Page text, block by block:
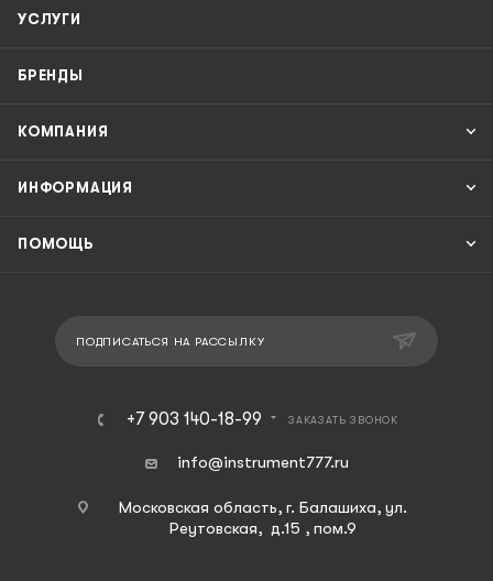
УСЛУГИ
БРЕНДЫ
КОМПАНИЯ
ИНФОРМАЦИЯ
ПОМОЩЬ
ПОДПИСАТЬСЯ НА РАССЫЛКУ
+7 903 140-18-99 ЗАКАЗАТЬ ЗВОНОК
info@instrument777.ru
Московская область, г. Балашиха, ул.
Реутовская, д.15 , пом.9